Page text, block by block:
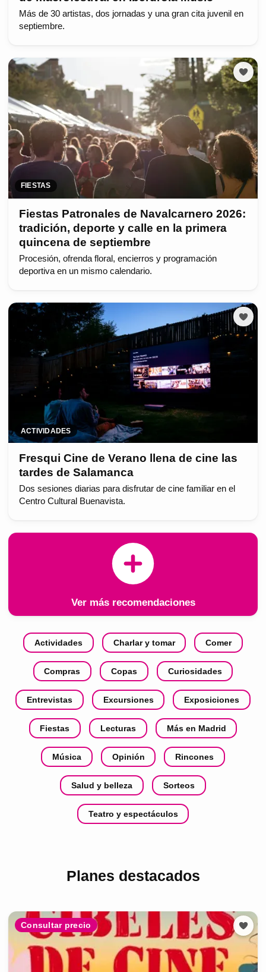
Más de 30 artistas, dos jornadas y una gran cita juvenil en
septiembre.
FIESTAS
Fiestas Patronales de Navalcarnero 2026:
tradición, deporte y calle en la primera
quincena de septiembre
Procesión, ofrenda floral, encierros y programación
deportiva en un mismo calendario.
ACTIVIDADES
Fresqui Cine de Verano llena de cine las
tardes de Salamanca
Dos sesiones diarias para disfrutar de cine familiar en el
Centro Cultural Buenavista.
Ver más recomendaciones
Actividades Charlar y tomar Comer
Compras Copas Curiosidades
Entrevistas Excursiones Exposiciones
Fiestas Lecturas Más en Madrid
Música Opinión Rincones
Salud y belleza Sorteos
Teatro y espectáculos
Planes destacados
Consultar precio